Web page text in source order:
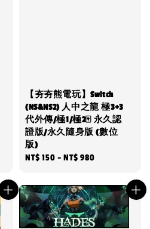
【夯夯熊電玩】Switch
(NS&NS2) 人中之龍 極3+3
代外傳/極1/極2🀄 永久認
證版/永久隨身版 (數位
版)
Regular
NT$ 150 -NT$ 980